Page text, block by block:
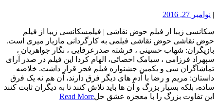
| نوامبر 27, 2016
سکانسی زیبا از فیلم حوض نقاشی | فیلمسکانسی زیبا از فیلم
حوض نقاشی حوض نقاشی فیلمی به کارگردانی مازیار میری است.
بازیگران: شهاب حسینی ، فرشته صدرعرفایی ، نگار جواهریان ،
سپهراد فرزامی ، سیامک احصائی، الهام کردا این فیلم در صدر آرای
تماشاگران سی و یکمین جشنواره فیلم فجر قرار داشت. خلاصه
داستان: مریم و رضا با آدم های دیگر فرق دارند، آن هم نه یک فرق
ساده، بلکه بسیار بزرگ و آن ها باید تلاش کنند تا به دیگران ثابت کنند
این تفاوت بزرگ را با معجزه عشق حلRead More